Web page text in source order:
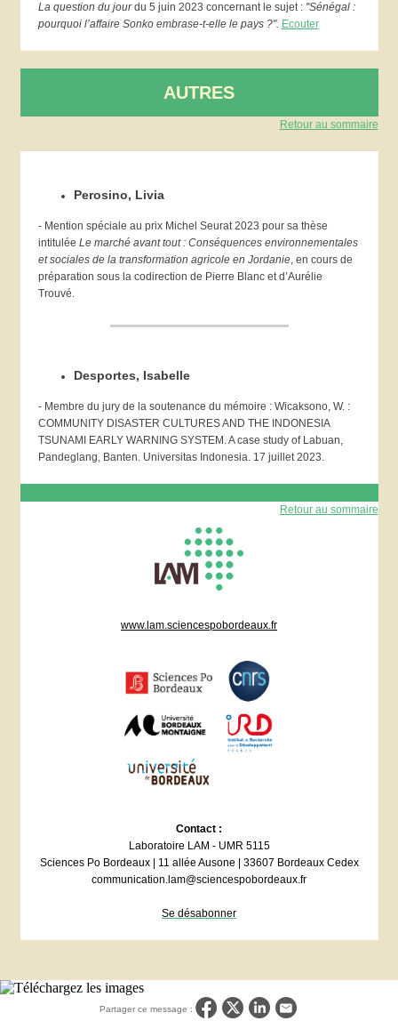
La question du jourdu 5 juin 2023 concernant le sujet :"Sénégal :
pourquoi l’affaire Sonko embrase-t-elle le pays ?". Ecouter
AUTRES
Retour au sommaire
Perosino, Livia
- Mention spéciale au prix Michel Seurat 2023 pour sa thèse
intitulée Le marché avant tout : Conséquences environnementales
et sociales de la transformation agricole en Jordanie, en cours de
préparation sous la codirection de Pierre Blanc et d’Aurélie
Trouvé.
Desportes, Isabelle
- Membre du jury de la soutenance du mémoire : Wicaksono, W. :
COMMUNITY DISASTER CULTURES AND THE INDONESIA
TSUNAMI EARLY WARNING SYSTEM. A case study of Labuan,
Pandeglang, Banten. Universitas Indonesia. 17 juillet 2023.
Retour au sommaire
www.lam.sciencespobordeaux.fr
Contact :
Laboratoire LAM - UMR 5115
Sciences Po Bordeaux | 11 allée Ausone | 33607 Bordeaux Cedex
communication.lam@sciencespobordeaux.fr
Se désabonner
Partager ce message :